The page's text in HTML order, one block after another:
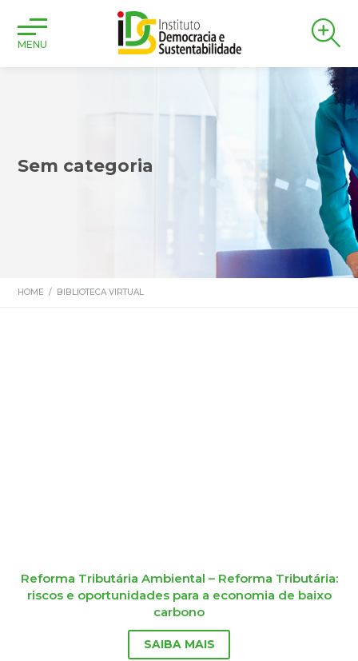
MENU
Sem categoria
HOME / BIBLIOTECA VIRTUAL
Reforma Tributária Ambiental – Reforma Tributária:
riscos e oportunidades para a economia de baixo
carbono
SAIBA MAIS